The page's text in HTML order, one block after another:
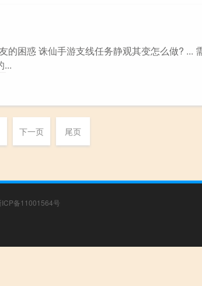
的困惑 诛仙手游支线任务静观其变怎么做? ...
...
下一页 尾页
ICP备11001564号